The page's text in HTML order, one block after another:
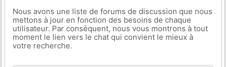
Nous avons une liste de forums de discussion que nous
mettons à jour en fonction des besoins de chaque
utilisateur. Par conséquent, nous vous montrons à tout
moment le lien vers le chat qui convient le mieux à
votre recherche.